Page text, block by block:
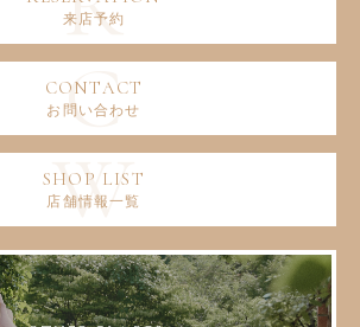
来店予約
お問い合わせ
店舗情報一覧